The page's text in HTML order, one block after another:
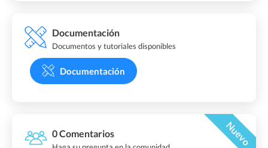
Documentación
Documentos y tutoriales disponibles
Documentación
0 Comentarios Nuevo